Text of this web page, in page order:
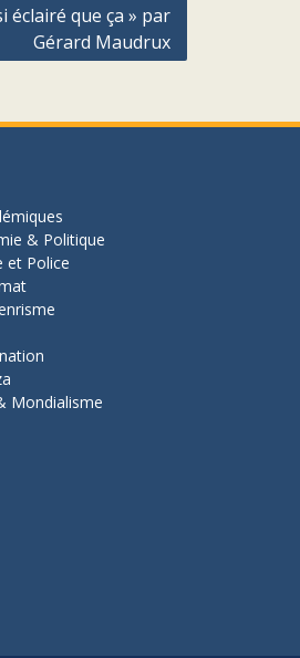
éclairé que ça » par
Gérard Maudrux
& Politique
et Police
Mondialisme